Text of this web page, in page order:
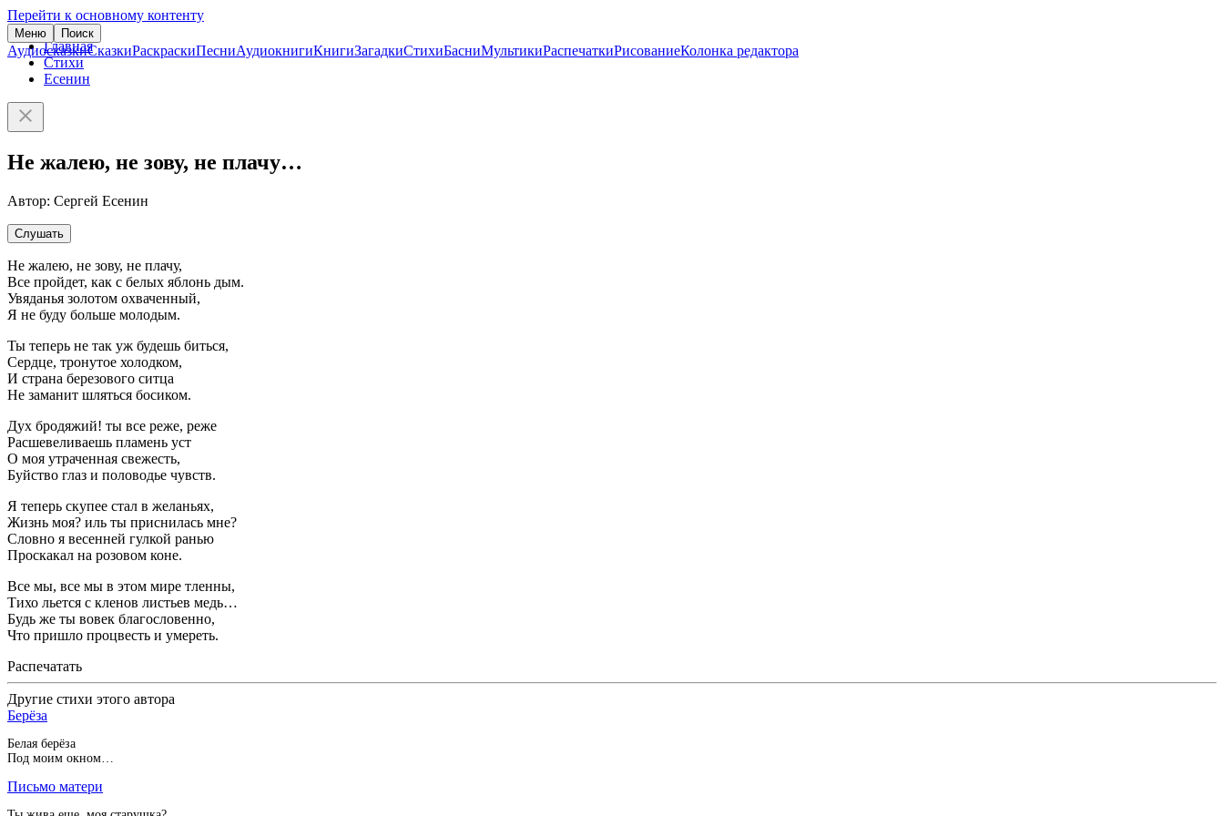
Перейти к основному контенту
Меню Поиск
АудиосказкиСказкиРаскраскиПесниАудиокнигиКнигиЗагадкиСтихиБасниМультикиРаспечаткиРисованиеКолонка редактора
Главная
Стихи
Есенин
Не жалею, не зову, не плачу…
Автор: Сергей Есенин
Слушать
Не жалею, не зову, не плачу,
Все пройдет, как с белых яблонь дым.
Увяданья золотом охваченный,
Я не буду больше молодым.
Ты теперь не так уж будешь биться,
Сердце, тронутое холодком,
И страна березового ситца
Не заманит шляться босиком.
Дух бродяжий! ты все реже, реже
Расшевеливаешь пламень уст
О моя утраченная свежесть,
Буйство глаз и половодье чувств.
Я теперь скупее стал в желаньях,
Жизнь моя? иль ты приснилась мне?
Словно я весенней гулкой ранью
Проскакал на розовом коне.
Все мы, все мы в этом мире тленны,
Тихо льется с кленов листьев медь…
Будь же ты вовек благословенно,
Что пришло процвесть и умереть.
Распечатать
Другие стихи этого автора
Берёза
Белая берёза
Под моим окном…
Письмо матери